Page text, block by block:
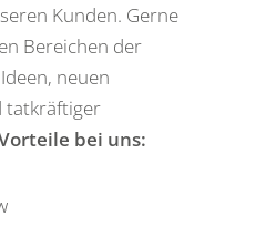
Kunden. Gerne
Bereichen der
neuen
tatkräftiger
bei uns: